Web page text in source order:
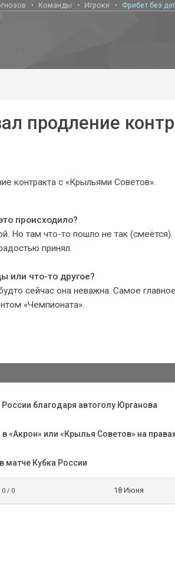
Команды Игроки Фрибет без
продление
контракта с «Крыльями Советов».
происходило?
Но там что-то пошло не так (смеётся).
принял.
или что-то другое?
сейчас она неважна. Самое
«Чемпионата».
благодаря автоголу Юрганова
или «Крылья Советов» на
матче Кубка России
0 / 0 18 Июня